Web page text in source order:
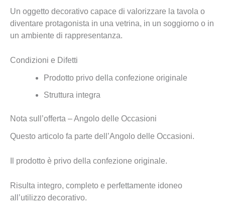
Un oggetto decorativo capace di valorizzare la tavola o
diventare protagonista in una vetrina, in un soggiorno o in
un ambiente di rappresentanza.
Condizioni e Difetti
Prodotto privo della confezione originale
Struttura integra
Nota sull’offerta – Angolo delle Occasioni
Questo articolo fa parte dell’Angolo delle Occasioni.
Il prodotto è privo della confezione originale.
Risulta integro, completo e perfettamente idoneo
all’utilizzo decorativo.